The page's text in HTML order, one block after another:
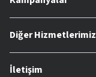
Diğer Hizmetlerimiz
İletişim